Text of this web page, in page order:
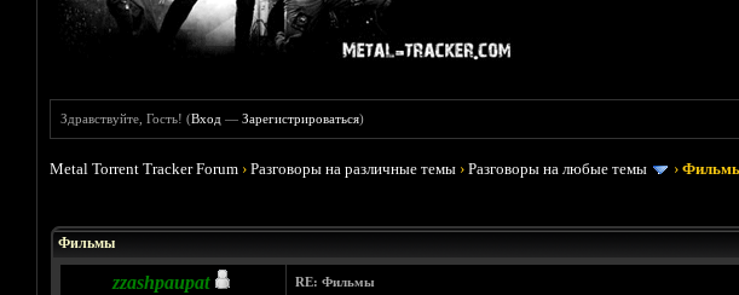
Здравствуйте, Гость! (Вход —Зарегистрироваться)
Metal Torrent Tracker Forum ›Разговоры на различные темы ›Разговоры на любые темы ›
Фильмы
zzashpaupat RE: Фильмы